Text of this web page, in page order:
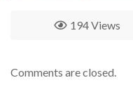
194 Views
Comments are closed.